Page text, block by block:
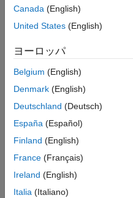
制限
パラメーター
ヒント
拡張機能
バージョン履歴
として使用します。Test
例
プログラムによるテスト
この例では、プログラム イ
ーネスとテスト シーケンス
Sequence ブロックを含む
ロックを使用して、クルー
能属性を検証する一連のテ
制限
ステップ名は 2048 文
限は、アクティブなス
用されます。
Canada (English)
United States (English)
ヨーロッパ
Belgium (English)
Denmark (English)
Deutschland (Deutsch)
España (Español)
Finland (English)
France (Français)
Ireland (English)
Italia (Italiano)